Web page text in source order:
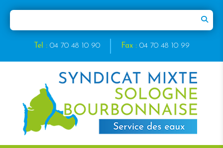
Tel :04 70 48 10 90 Fax :04 70 48 10 99